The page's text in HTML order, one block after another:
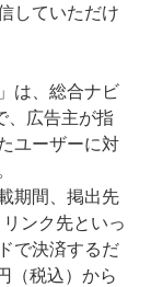
していただけ
は、総合ナビ
、広告主が指
ユーザーに対
期間、掲出先
ンク先といっ
で決済するだ
（税込）から